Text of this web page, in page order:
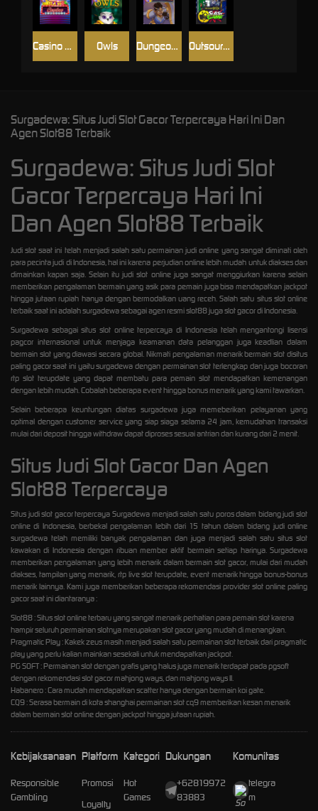
Casino Win Spin Dungeon Quest Outsourced: Slash Game
Owls
Surgadewa: Situs Judi Slot Gacor Terpercaya Hari Ini Dan
Agen Slot88 Terbaik
Surgadewa: Situs Judi Slot
Gacor Terpercaya Hari Ini
Dan Agen Slot88 Terbaik
Judi slot saat ini telah menjadi salah satu permainan judi online yang sangat diminati oleh
para pecinta judi di Indonesia, hal ini karena perjudian online lebih mudah untuk diakses dan
dimainkan kapan saja. Selain itu judi slot online juga sangat menggiurkan karena selain
memberikan pengalaman bermain yang asik para pemain juga bisa mendapatkan jackpot
hingga jutaan rupiah hanya dengan bermodalkan uang receh. Salah satu situs slot online
terbaik saat ini adalah surgadewa sebagai agen resmi slot88 juga slot gacor di Indonesia.
Surgadewa sebagai situs slot online terpercaya di Indonesia telah mengantongi lisensi
pagcor internasional untuk menjaga keamanan data pelanggan juga keadlian dalam
bermain slot yang diawasi secara global. Nikmati pengalaman menarik bermain slot disitus
paling gacor saat ini yaitu surgadewa dengan permainan slot terlengkap dan juga bocoran
rtp slot terupdate yang dapat membatu para pemain slot mendapatkan kemenangan
dengan lebih mudah. Cobalah beberapa event hingga bonus menarik yang kami tawarkan.
Selain beberapa keuntungan diatas surgadewa juga memeberikan pelayanan yang
optimal dengan customer service yang siap siaga selama 24 jam, kemudahan transaksi
mulai dari deposit hingga withdraw dapat diproses sesuai antrian dan kurang dari 2 menit.
Situs Judi Slot Gacor Dan Agen
Slot88 Terpercaya
Situs judi slot gacor terpercaya Surgadewa menjadi salah satu poros dalam bidang judi slot
online di Indonesia, berbekal pengalaman lebih dari 15 tahun dalam bidang judi online
surgadewa telah memiliki banyak pengalaman dan juga menjadi salah satu situs slot
kawakan di Indonesia dengan ribuan member aktif bermain setiap harinya. Surgadewa
memberikan pengalaman yang lebih menarik dalam bermain slot gacor, mulai dari mudah
diakses, tampilan yang menarik, rtp live slot terupdate, event menarik hingga bonus-bonus
menarik lainnya. Kami juga memberikan beberapa rekomendasi provider slot online paling
gacor saat ini diantaranya :
Slot88 : Situs slot online terbaru yang sangat menarik perhatian para pemain slot karena
hampir seluruh permainan slotnya merupakan slot gacor yang mudah di menangkan.
Pragmatic Play : Kakek zeus masih menjadi salah satu permainan slot terbaik dari pragmatic
play yang perlu kalian mainkan sesekali untuk mendapatkan jackpot.
PG SOFT : Permainan slot dengan grafis yang halus juga menarik terdapat pada pgsoft
dengan rekomendasi slot gacor mahjong ways, dan mahjong ways II.
Habanero : Cara mudah mendapatkan scatter hanya dengan bermain koi gate.
CQ9 : Serasa bermain di kota shanghai permainan slot cq9 memberikan kesan menarik
dalam bermain slot online dengan jackpot hingga jutaan rupiah.
Kebijaksanaan
Responsible
Gambling
Platform
Promosi
Loyalty
Kategori
Hot
Games
Dukungan
+62819972
83883
Komunitas
telegra
m